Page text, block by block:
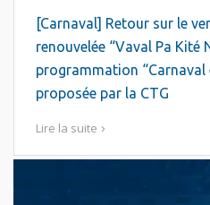
[Carnaval] Retour sur le
renouvelée “Vaval Pa Kité
programmation “Carnaval
proposée par la CTG
Lire la suite